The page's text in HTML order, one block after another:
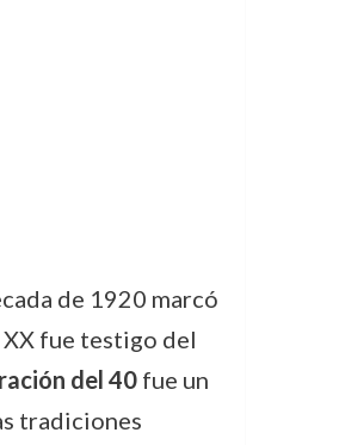
de 1920 marcó
fue testigo del
del 40fue un
tradiciones